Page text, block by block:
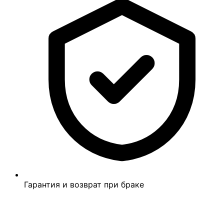
Гарантия и возврат при браке